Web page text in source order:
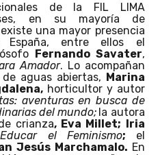
de la FIL LIMA
en su mayoría de
una mayor presencia
España, entre ellos el
Fernando Savater,
Amador. Lo acompañan
aguas abiertas, Marina
horticultor y autor
aventuras en busca de
del mundo; la autora
crianza, Eva Millet; Iria
el Feminismo; el
Jesús Marchamalo. En